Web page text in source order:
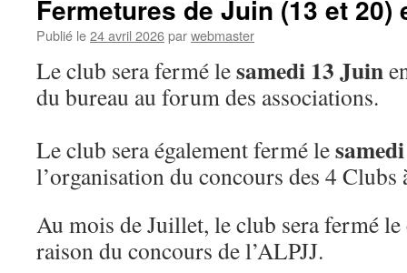
de
27
Fermetures de Juin (13 et 20)
Publié le24 avril 2026parwebmaster
Le club sera fermé lesamedi 13 Juin
du bureau au forum des associations.
Le club sera également fermé le
l’organisation du concours des 4 Clubs
Au mois de Juillet, le club sera fermé le
raison du concours de l’ALPJJ.